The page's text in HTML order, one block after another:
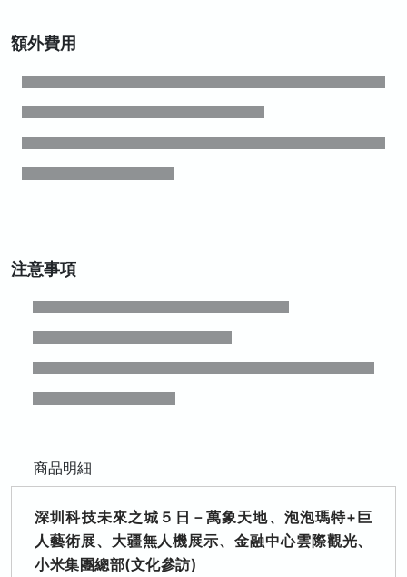
額外費用
注意事項
商品明細
深圳科技未來之城５日－萬象天地、泡泡瑪特+巨
人藝術展、大疆無人機展示、金融中心雲際觀光、
小米集團總部(文化參訪)